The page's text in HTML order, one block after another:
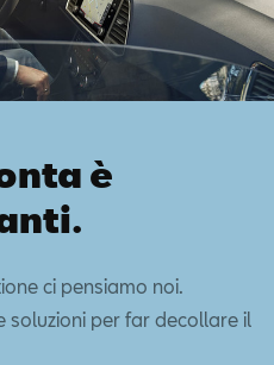
è
ci pensiamo noi.
soluzioni per far decollare il